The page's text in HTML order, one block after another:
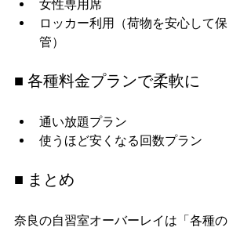
女性専用席
ロッカー利用（荷物を安心して保
管）
■ 各種料金プランで柔軟に
通い放題プラン
使うほど安くなる回数プラン
■ まとめ
奈良の自習室オーバーレイは「各種の